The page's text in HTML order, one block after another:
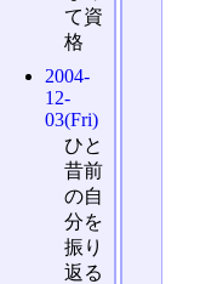
て資
格
2004-
12-
03(Fri)
ひと
昔前
の自
分を
振り
返る